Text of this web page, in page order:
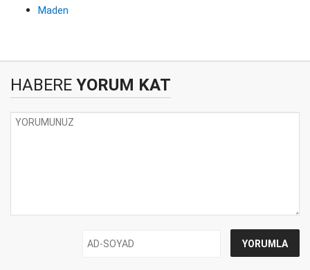
Maden
HABERE YORUM KAT